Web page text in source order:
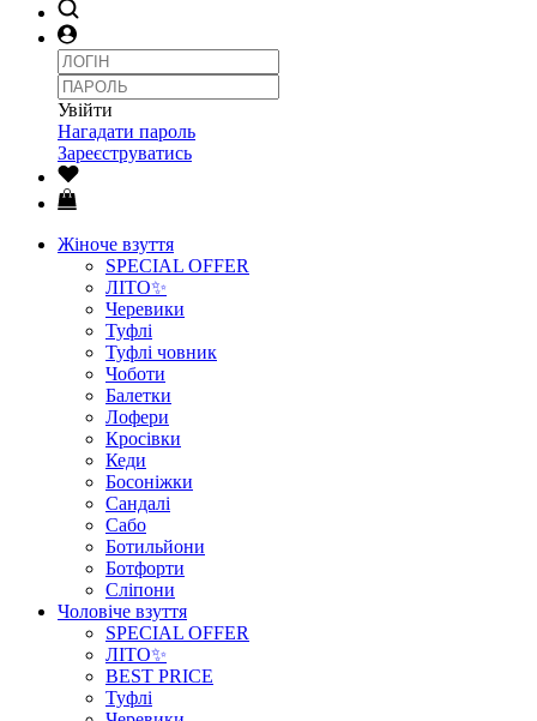
Увійти
Нагадати пароль
Зареєструватись
Жіноче взуття
SPECIAL OFFER
ЛІТО✨
Черевики
Туфлі
Туфлі човник
Чоботи
Балетки
Лофери
Кросівки
Кеди
Босоніжки
Сандалі
Сабо
Ботильйони
Ботфорти
Сліпони
Чоловіче взуття
SPECIAL OFFER
ЛІТО✨
BEST PRICE
Туфлі